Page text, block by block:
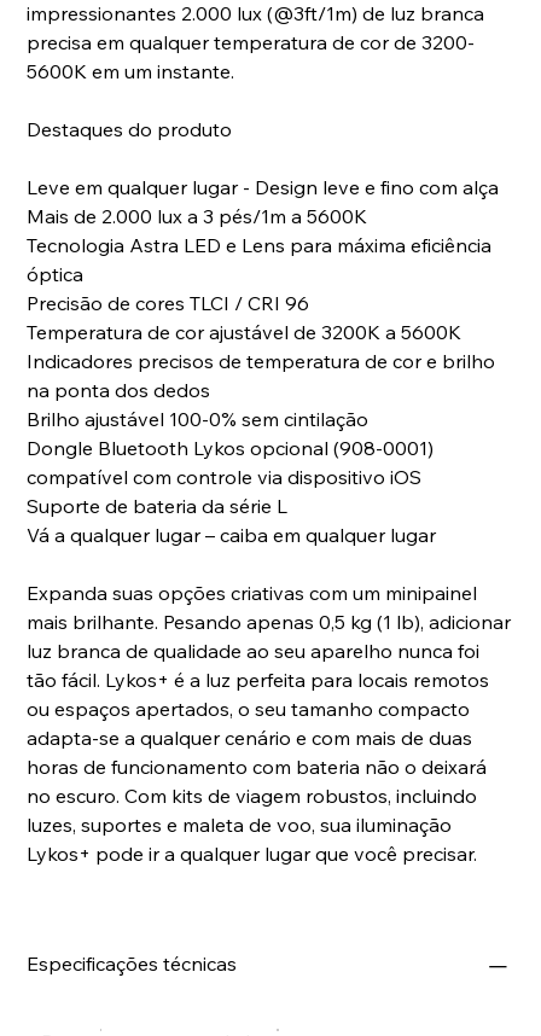
impressionantes 2.000 lux (@3ft/1m) de luz branca
precisa em qualquer temperatura de cor de 3200-
5600K em um instante.
Destaques do produto
Leve em qualquer lugar - Design leve e fino com alça
Mais de 2.000 lux a 3 pés/1m a 5600K
Tecnologia Astra LED e Lens para máxima eficiência
óptica
Precisão de cores TLCI / CRI 96
Temperatura de cor ajustável de 3200K a 5600K
Indicadores precisos de temperatura de cor e brilho
na ponta dos dedos
Brilho ajustável 100-0% sem cintilação
Dongle Bluetooth Lykos opcional (908-0001)
compatível com controle via dispositivo iOS
Suporte de bateria da série L
Vá a qualquer lugar – caiba em qualquer lugar
Expanda suas opções criativas com um minipainel
mais brilhante. Pesando apenas 0,5 kg (1 lb), adicionar
luz branca de qualidade ao seu aparelho nunca foi
tão fácil. Lykos+ é a luz perfeita para locais remotos
ou espaços apertados, o seu tamanho compacto
adapta-se a qualquer cenário e com mais de duas
horas de funcionamento com bateria não o deixará
no escuro. Com kits de viagem robustos, incluindo
luzes, suportes e maleta de voo, sua iluminação
Lykos+ pode ir a qualquer lugar que você precisar.
Especificações técnicas